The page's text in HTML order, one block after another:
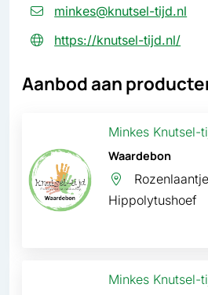
minkes@knutsel-tijd.nl
https://knutsel-tijd.nl/
Aanbod aan
Waardebon
Minkes Knutsel-
Hippolytushoef
Minkes Knutsel-